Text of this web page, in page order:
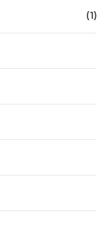
(1)